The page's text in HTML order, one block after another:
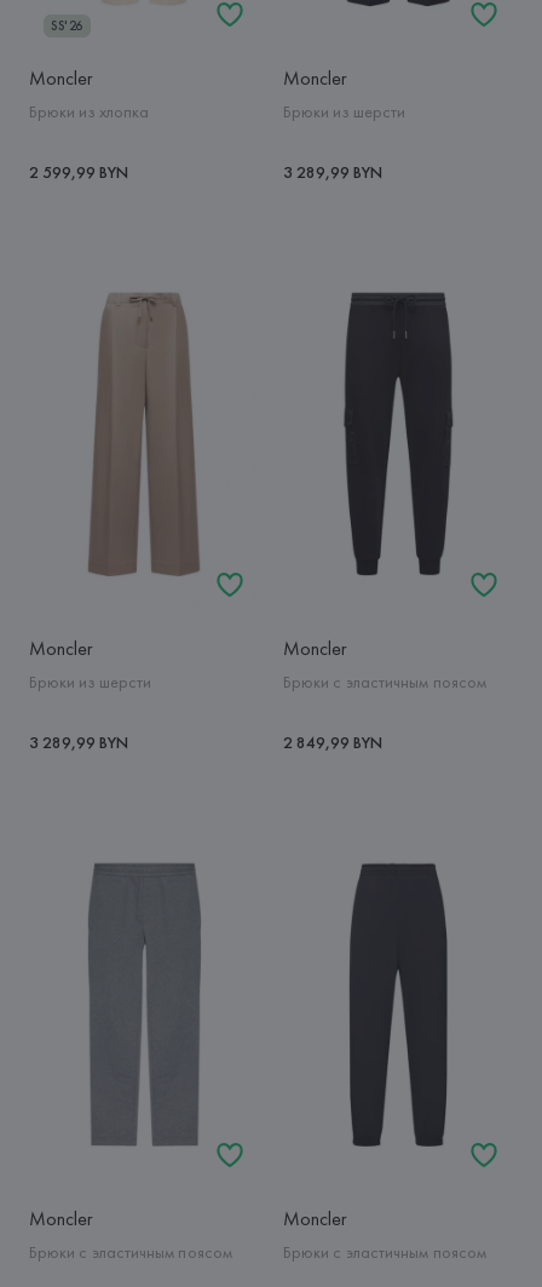
SS'26
Moncler
Брюки из хлопка
2 599,99 BYN
Moncler
Брюки из шерсти
3 289,99 BYN
Moncler
Брюки из шерсти
3 289,99 BYN
Moncler
Брюки с эластичным поясом
2 849,99 BYN
Moncler
Брюки с эластичным поясом
Moncler
Брюки с эластичным поясом